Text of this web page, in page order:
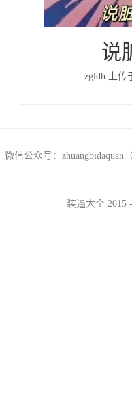
说
zgldh 上传
微信公众号：zhuangbidaquan
装逼大全 2015